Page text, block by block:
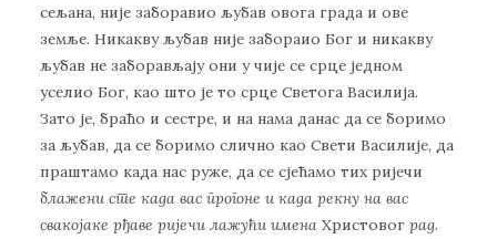
сељана, није заборавио љубав овога града и ове
земље. Никакву љубав није забораио Бог и никакву
љубав не заборављају они у чије се срце једном
уселио Бог, као што је то срце Светога Василија.
Зато је, браћо и сестре, и на нама данас да се боримо
за љубав, да се боримо слично као Свети Василије, да
праштамо када нас руже, да се сјећамо тих ријечи
блажени сте када вас прогоне и када рекну на вас
свакојаке рђаве ријечи лажући имена Христовог рад.